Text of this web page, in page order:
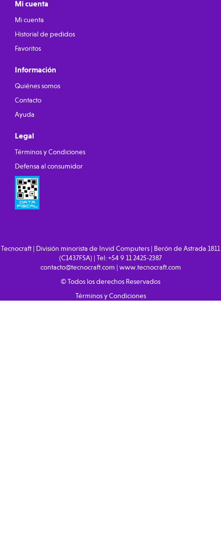
Mi cuenta
Mi cuenta
Historial de pedidos
Favoritos
Información
Quiénes somos
Contacto
Ayuda
Legal
Términos y Condiciones
Defensa al consumidor
Tecnocraft | División minorista de Invid Computers | Berón de Astrada 1811
(C1437FSA) | Tel:+54 9 11 2425-2387
contacto@tecnocraft.com | www.tecnocraft.com
© Todos los derechos Reservados
Términos y Condiciones